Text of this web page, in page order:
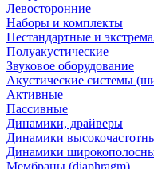
Левосторонние
Наборы и комплекты
Нестандартные и
Полуакустические
Звуковое оборудование
Акустические системы
Активные
Пассивные
Динамики, драйверы
Динамики
Динамики
Мембраны (diaphragm)